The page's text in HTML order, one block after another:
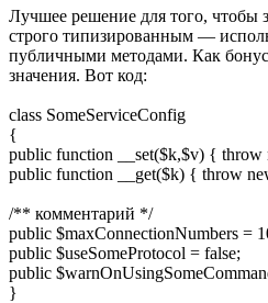
Лучшее решение для того, чтобы
строго типизированным —
публичными методами. Как
значения. Вот код:
class SomeServiceConfig
{
public function __set($k,$v) {
public function __get($k) { throw
/** комментарий */
public $maxConnectionNumbers =
public $useSomeProtocol = false;
public
}